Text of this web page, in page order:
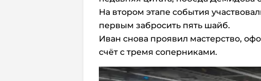
На втором этапе события
первым забросить пять шайб.
Иван снова проявил мастерство,
счёт с тремя соперниками.